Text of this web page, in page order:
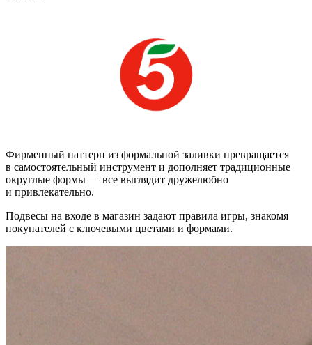
Фирменный паттерн из формальной заливки превращается
в самостоятельный инструмент и дополняет традиционные
округлые формы — все выглядит дружелюбно
и привлекательно.
Подвесы на входе в магазин задают правила игры, знакомя
покупателей с ключевыми цветами и формами.